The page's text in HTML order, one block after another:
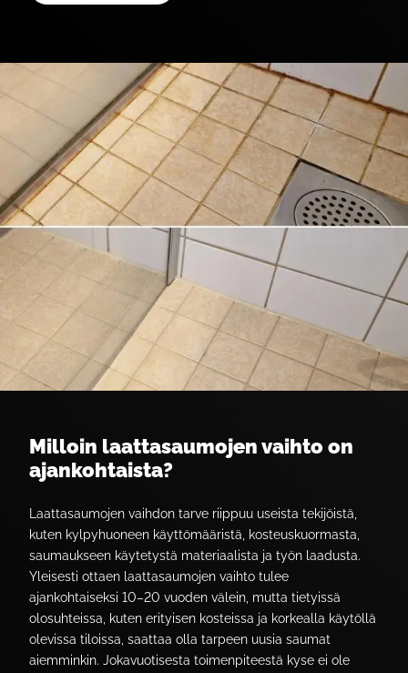
Milloin laattasaumojen vaihto on
ajankohtaista?
Laattasaumojen vaihdon tarve riippuu useista tekijöistä,
kuten kylpyhuoneen käyttömääristä, kosteuskuormasta,
saumaukseen käytetystä materiaalista ja työn laadusta.
Yleisesti ottaen laattasaumojen vaihto tulee
ajankohtaiseksi 10–20 vuoden välein, mutta tietyissä
olosuhteissa, kuten erityisen kosteissa ja korkealla käytöllä
olevissa tiloissa, saattaa olla tarpeen uusia saumat
aiemminkin. Jokavuotisesta toimenpiteestä kyse ei ole